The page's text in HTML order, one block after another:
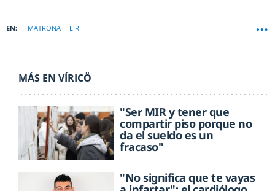
MATRONA EIR
MÁS EN VÍRICÖ
"Ser MIR y tener que
compartir piso porque no
da el sueldo es un
fracaso"
"No significa que te vayas